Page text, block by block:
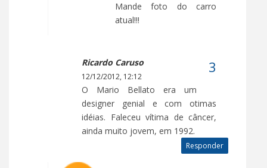
Mande foto do carro
atual!!!
Ricardo Caruso
12/12/2012, 12:12
O Mario Bellato era um
designer genial e com otimas
idéias. Faleceu vítima de câncer,
ainda muito jovem, em 1992.
Responder